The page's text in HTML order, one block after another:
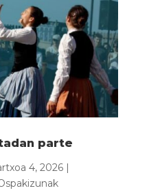
parte
4, 2026|